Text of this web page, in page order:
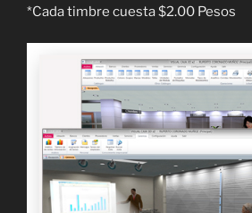
*Cada timbre cuesta $2.00 Pesos